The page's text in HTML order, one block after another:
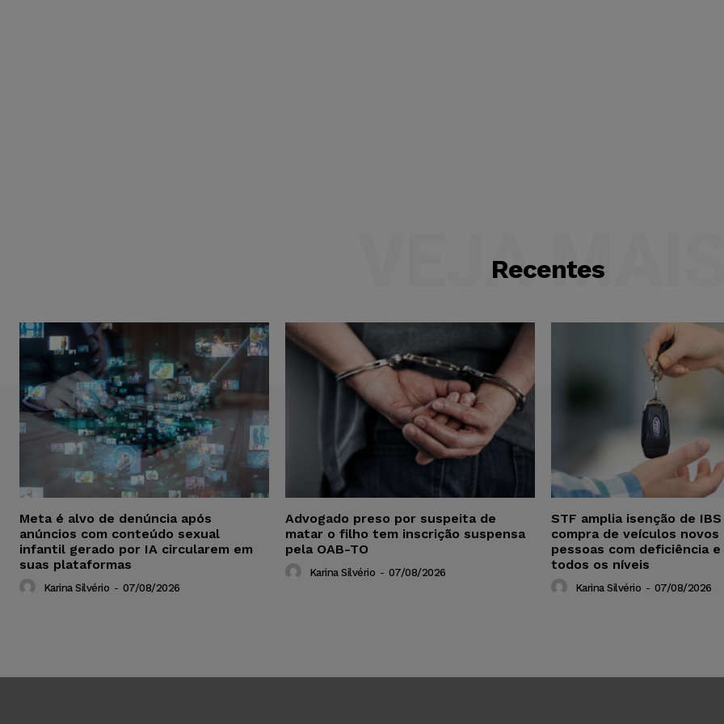
Recentes
VEJA
Meta é alvo de denúncia após
anúncios com conteúdo sexual
infantil gerado por IA circularem em
suas plataformas
Karina Silvério - 07/08/2026
Advogado preso por suspeita de
matar o filho tem inscrição suspensa
pela OAB-TO
Karina Silvério - 07/08/2026
STF amplia isenção de
compra de veículos novos
pessoas com deficiência
todos os níveis
Karina Silvério - 07/08/2026